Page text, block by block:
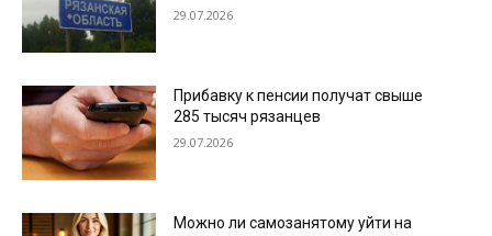
29.07.2026
Прибавку к пенсии получат свыше
285 тысяч рязанцев
29.07.2026
Можно ли самозанятому уйти на